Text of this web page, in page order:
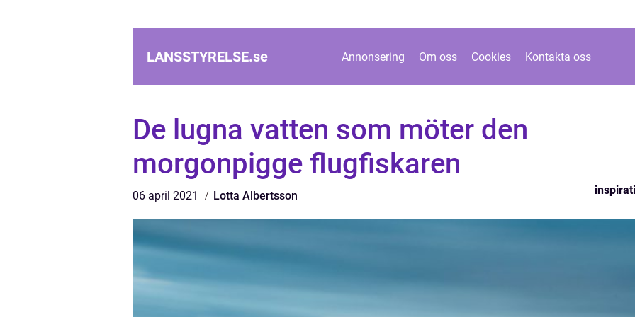
LANSSTYRELSE.se Annonsering Om oss Cookies Kontakta oss
De lugna vatten som möter den
morgonpigge flugfiskaren
06 april 2021 Lotta Albertsson